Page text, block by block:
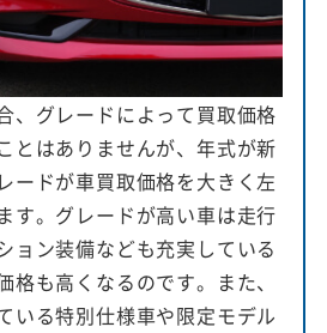
、グレードによって買取価格
とはありませんが、年式が新
ードが車買取価格を大きく左
す。グレードが高い車は走行
ョン装備なども充実している
格も高くなるのです。また、
いる特別仕様車や限定モデル